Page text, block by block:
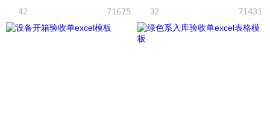
42 71675 32 71431